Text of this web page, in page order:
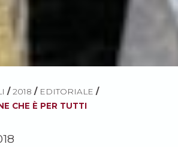
/ 2018 / EDITORIALE /
CHE È PER TUTTI